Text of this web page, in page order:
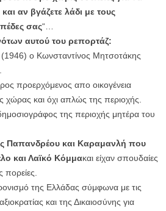
αν βγάζετε λάδι με τους
σας“…
αυτού του ρεπορτάζ:
(1946) ο Κωνσταντίνος Μητσοτάκης
προερχόμενος απο οικογένεια
χώρας και όχι απλώς της περιοχής.
της περιοχής μητέρα του
Παπανδρέου και Καραμανλή που
και Λαϊκό Κόμμακαι είχαν σπουδαίες
πορείες.
της Ελλάδας σύμφωνα με τις
και της Δικαιοσύνης για